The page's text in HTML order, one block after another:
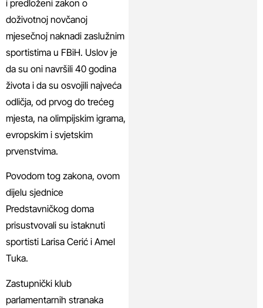
i predloženi zakon o
doživotnoj novčanoj
mjesečnoj naknadi zaslužnim
sportistima u FBiH. Uslov je
da su oni navršili 40 godina
života i da su osvojili najveća
odličja, od prvog do trećeg
mjesta, na olimpijskim igrama,
evropskim i svjetskim
prvenstvima.
Povodom tog zakona, ovom
dijelu sjednice
Predstavničkog doma
prisustvovali su istaknuti
sportisti Larisa Cerić i Amel
Tuka.
Zastupnički klub
parlamentarnih stranaka